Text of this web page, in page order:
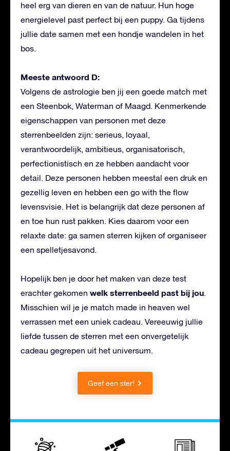
heel erg van dieren en van de natuur. Hun hoge
energielevel past perfect bij een puppy. Ga tijdens
jullie date samen met een hondje wandelen in het
bos.
Meeste antwoord D:
Volgens de astrologie ben jij een goede match met
een Steenbok, Waterman of Maagd. Kenmerkende
eigenschappen van personen met deze
sterrenbeelden zijn: serieus, loyaal,
verantwoordelijk, ambitieus, organisatorisch,
perfectionistisch en ze hebben aandacht voor
detail. Deze personen hebben meestal een druk en
gezellig leven en hebben een go with the flow
levensvisie. Het is belangrijk dat deze personen af
en toe hun rust pakken. Kies daarom voor een
relaxte date: ga samen sterren kijken of organiseer
een spelletjesavond.
Hopelijk ben je door het maken van deze test
erachter gekomen welk sterrenbeeld past bij jou.
Misschien wil je je match made in heaven wel
verrassen met een uniek cadeau. Vereeuwig jullie
liefde tussen de sterren met een onvergetelijk
cadeau gegrepen uit het universum.
Geef een ster!